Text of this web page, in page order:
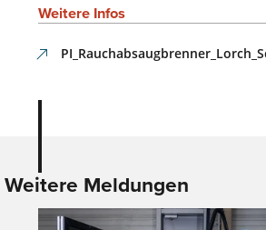
Weitere Infos
Weitere Meldungen